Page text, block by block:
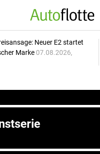
Neuer E2 startet
Marke 07.08.2026,